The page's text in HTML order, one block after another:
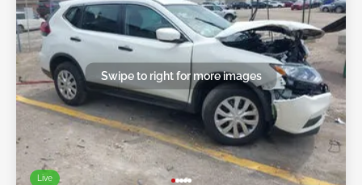
Live
Swipe to right for more images